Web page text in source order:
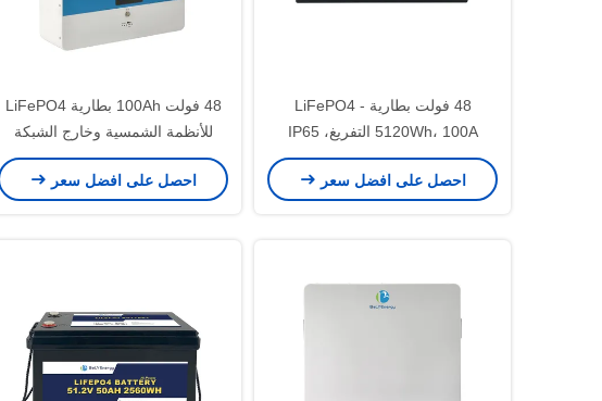
48 فولت بطارية LiFePO4 -
5120Wh، 100A التفريغ، IP65
الحجرة
احصل على افضل سعر
48 فولت 100Ah بطارية LiFePO4
للأنظمة الشمسية وخارج الشبكة
احصل على افضل سعر